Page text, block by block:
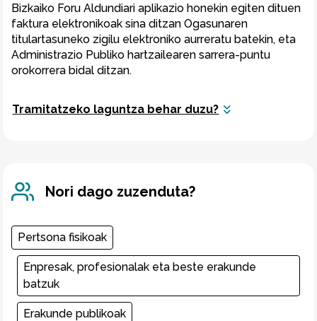
Bizkaiko Foru Aldundiari aplikazio honekin egiten dituen
faktura elektronikoak sina ditzan Ogasunaren
titulartasuneko zigilu elektroniko aurreratu batekin, eta
Administrazio Publiko hartzailearen sarrera-puntu
orokorrera bidal ditzan.
Tramitatzeko laguntza behar duzu?
Nori dago zuzenduta?
Pertsona fisikoak
Enpresak, profesionalak eta beste erakunde
batzuk
Erakunde publikoak